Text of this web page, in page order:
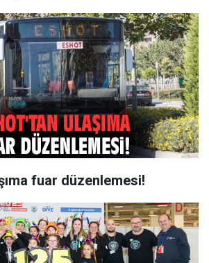
fuar düzenlemesi!